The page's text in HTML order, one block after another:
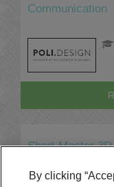
Communication
Short Master
By clicking